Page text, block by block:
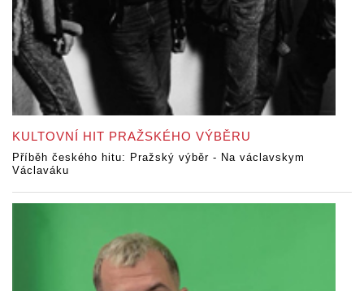
KULTOVNÍ HIT PRAŽSKÉHO VÝBĚRU
Příběh českého hitu: Pražský výběr - Na václavskym
Václaváku